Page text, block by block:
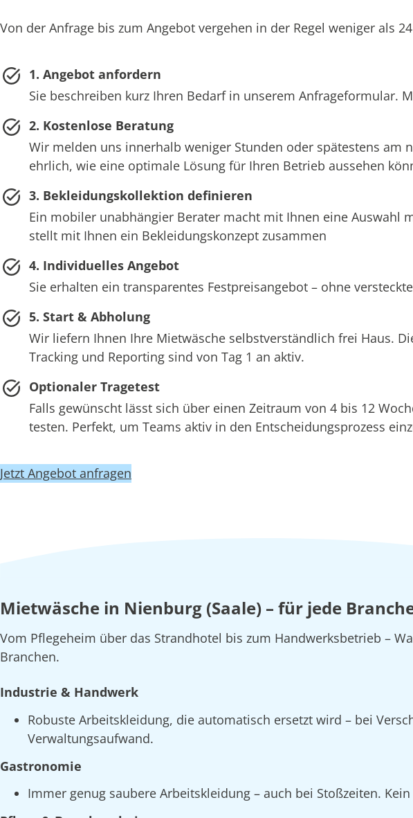
Von der Anfrage bis zum Angebot vergehen in der Regel weniger als
1. Angebot anfordern
Sie beschreiben kurz Ihren Bedarf in unserem Anfrageformular.
2. Kostenlose Beratung
Wir melden uns innerhalb weniger Stunden oder spätestens am
ehrlich, wie eine optimale Lösung für Ihren Betrieb aussehen
3. Bekleidungskollektion definieren
Ein mobiler unabhängier Berater macht mit Ihnen eine
stellt mit Ihnen ein Bekleidungskonzept zusammen
4. Individuelles Angebot
Sie erhalten ein transparentes Festpreisangebot – ohne
5. Start & Abholung
Wir liefern Ihnen Ihre Mietwäsche selbstverständlich frei Haus.
Tracking und Reporting sind von Tag 1 an aktiv.
Optionaler Tragetest
Falls gewünscht lässt sich über einen Zeitraum von 4 bis 12
testen. Perfekt, um Teams aktiv in den Entscheidungsprozess
Jetzt Angebot anfragen
Mietwäsche in Nienburg (Saale) – für jede
Vom Pflegeheim über das Strandhotel bis zum Handwerksbetrieb –
Branchen.
Industrie & Handwerk
Robuste Arbeitskleidung, die automatisch ersetzt wird – bei
Verwaltungsaufwand.
Gastronomie
Immer genug saubere Arbeitskleidung – auch bei Stoßzeiten.